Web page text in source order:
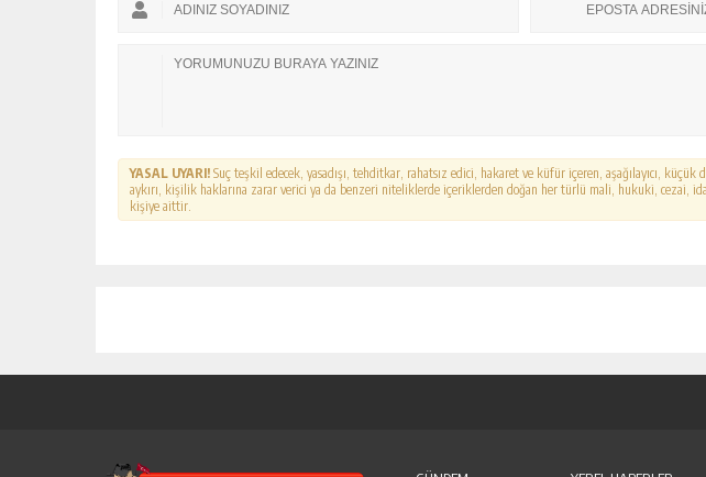
YASAL UYARI! Suç teşkil edecek, yasadışı, tehditkar, rahatsız edici, hakaret ve küfür içeren, aşağılayıcı,
aykırı, kişilik haklarına zarar verici ya da benzeri niteliklerde içeriklerden doğan her türlü mali, hukuki, cezai,
kişiye aittir.